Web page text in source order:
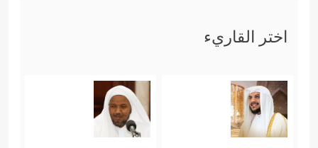
اختر القاريء